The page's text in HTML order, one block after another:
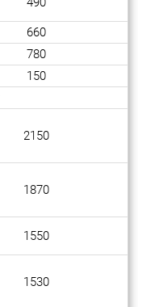
660
780
150
2150
1870
1550
1530